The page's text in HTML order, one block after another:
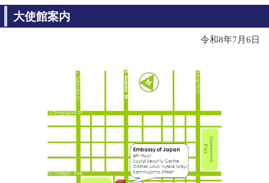
大使館案内
令和8年7月6日